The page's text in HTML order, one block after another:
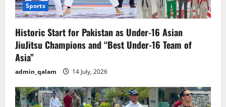
Sports
Historic Start for Pakistan as Under-16 Asian
JiuJitsu Champions and “Best Under-16 Team of
Asia”
admin_qalam 14 July, 2026